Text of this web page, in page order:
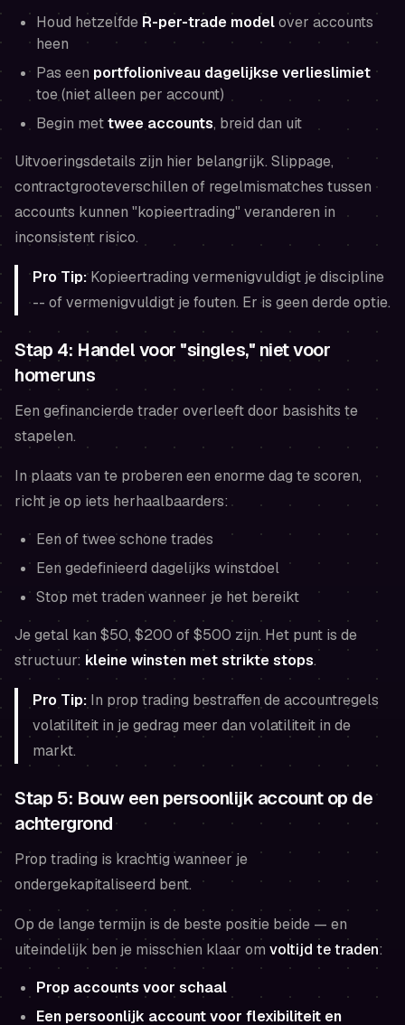
Houd hetzelfde R-per-trade modelover accounts
heen
Pas een portfolioniveau dagelijkse verlieslimiet
toe (niet alleen per account)
Begin mettwee accounts, breid dan uit
Uitvoeringsdetails zijn hier belangrijk. Slippage,
contractgrooteverschillen of regelmismatches tussen
accounts kunnen "kopieertrading" veranderen in
inconsistent risico.
Pro Tip:Kopieertrading vermenigvuldigt je discipline
-- of vermenigvuldigt je fouten. Er is geen derde optie.
Stap 4: Handel voor "singles," niet voor
homeruns
Een gefinancierde trader overleeft door basishits te
stapelen.
In plaats van te proberen een enorme dag te scoren,
richt je op iets herhaalbaarders:
Een of twee schone trades
Een gedefinieerd dagelijks winstdoel
Stop met traden wanneer je het bereikt
Je getal kan $50, $200 of $500 zijn. Het punt is de
structuur: kleine winsten met strikte stops.
Pro Tip: In prop trading bestraffen de accountregels
volatiliteit in je gedrag meer dan volatiliteit in de
markt.
Stap 5: Bouw een persoonlijk account op de
achtergrond
Prop trading is krachtig wanneer je
ondergekapitaliseerd bent.
Op de lange termijn is de beste positie beide — en
uiteindelijk ben je misschien klaar om voltijd te traden:
Prop accounts voor schaal
Een persoonlijk account voor flexibiliteit en